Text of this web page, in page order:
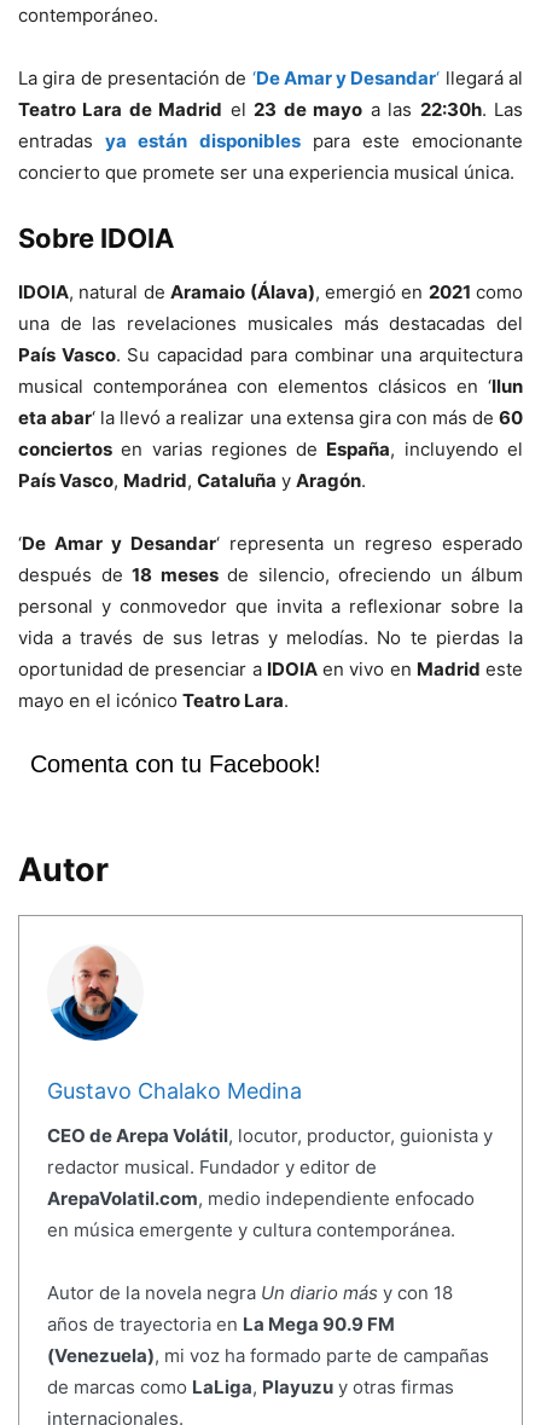
contemporáneo.
La gira de presentación de ‘De Amar y Desandar‘ llegará al
Teatro Lara de Madrid el23 de mayo a las 22:30h. Las
entradasya están disponiblespara este emocionante
concierto que promete ser una experiencia musical única.
Sobre IDOIA
IDOIA, natural deAramaio (Álava), emergió en 2021 como
una de las revelaciones musicales más destacadas del
País Vasco. Su capacidad para combinar una arquitectura
musical contemporánea con elementos clásicos en ‘Ilun
eta abar‘ la llevó a realizar una extensa gira con más de60
conciertos en varias regiones de España, incluyendo el
País Vasco, Madrid, Cataluña y Aragón.
‘De Amar y Desandar‘ representa un regreso esperado
después de 18 mesesde silencio, ofreciendo un álbum
personal y conmovedor que invita a reflexionar sobre la
vida a través de sus letras y melodías. No te pierdas la
oportunidad de presenciar a IDOIAen vivo en Madrid este
mayo en el icónico Teatro Lara.
Comenta con tu Facebook!
Autor
Gustavo Chalako Medina
CEO de Arepa Volátil, locutor, productor, guionista y
redactor musical. Fundador y editor de
ArepaVolatil.com, medio independiente enfocado
en música emergente y cultura contemporánea.
Autor de la novela negra Un diario más y con 18
años de trayectoria en La Mega 90.9 FM
(Venezuela), mi voz ha formado parte de campañas
de marcas como LaLiga, Playuzuy otras firmas
internacionales.